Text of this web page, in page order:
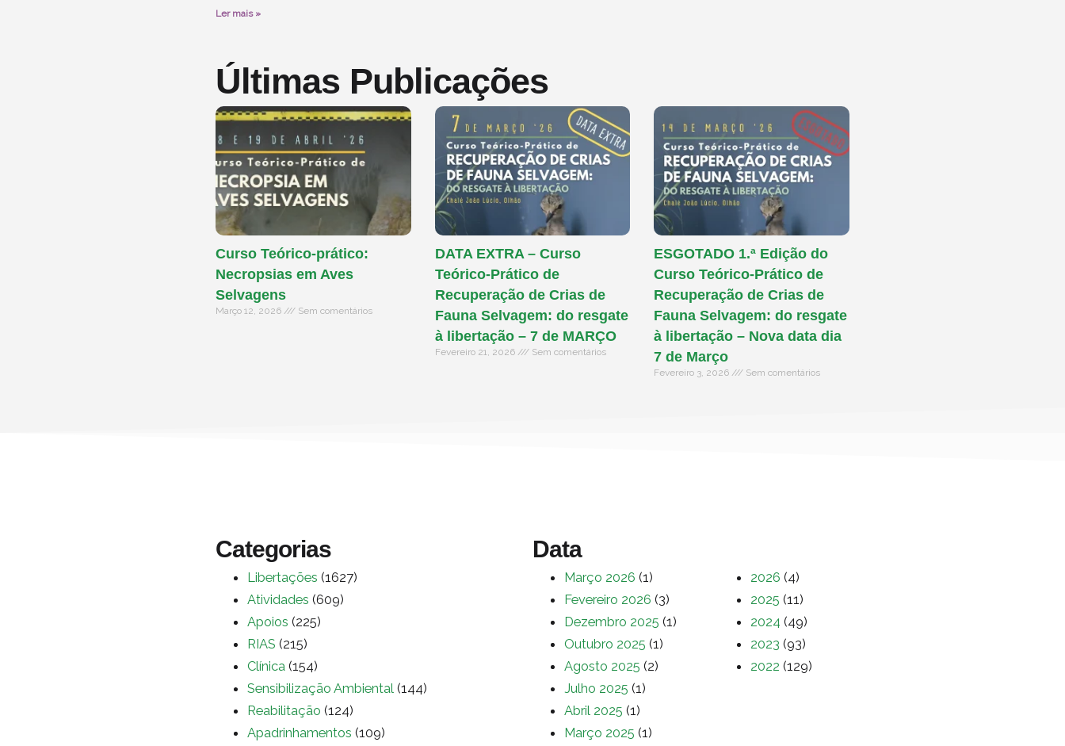
Ler mais »
Últimas Publicações
Curso Teórico-prático:
Necropsias em Aves
Selvagens
Março 12, 2026 Sem comentários
DATA EXTRA – Curso
Teórico-Prático de
Recuperação de Crias de
Fauna Selvagem: do resgate
à libertação – 7 de MARÇO
Fevereiro 21, 2026 Sem comentários
ESGOTADO 1.ª Edição do
Curso Teórico-Prático de
Recuperação de Crias de
Fauna Selvagem: do resgate
à libertação – Nova data dia
7 de Março
Fevereiro 3, 2026 Sem comentários
Categorias
Libertações (1627)
Atividades (609)
Apoios (225)
RIAS (215)
Clínica (154)
Sensibilização Ambiental (144)
Reabilitação (124)
Apadrinhamentos (109)
Data
Março 2026 (1)
Fevereiro 2026 (3)
Dezembro 2025 (1)
Outubro 2025 (1)
Agosto 2025 (2)
Julho 2025 (1)
Abril 2025 (1)
Março 2025 (1)
2026 (4)
2025 (11)
2024 (49)
2023 (93)
2022 (129)